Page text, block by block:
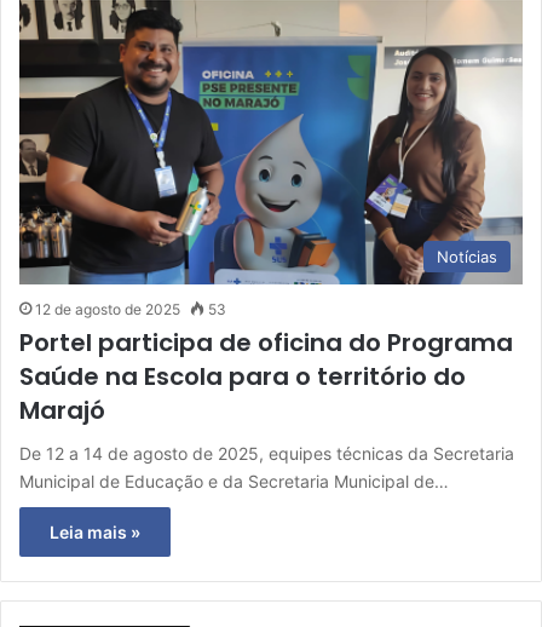
Notícias
12 de agosto de 2025 53
Portel participa de oficina do Programa
Saúde na Escola para o território do
Marajó
De 12 a 14 de agosto de 2025, equipes técnicas da Secretaria
Municipal de Educação e da Secretaria Municipal de…
Leia mais »